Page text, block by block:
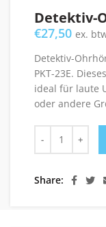
Detektiv-
€27,50 ex.
Detektiv-
PKT-23E.
ideal für laute
oder andere
Share